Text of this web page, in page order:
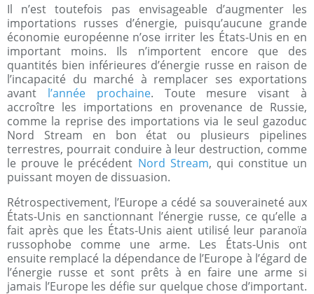
Il n’est toutefois pas envisageable d’augmenter les
importations russes d’énergie, puisqu’aucune grande
économie européenne n’ose irriter les États-Unis en en
important moins. Ils n’importent encore que des
quantités bien inférieures d’énergie russe en raison de
l’incapacité du marché à remplacer ses exportations
avant l’année prochaine. Toute mesure visant à
accroître les importations en provenance de Russie,
comme la reprise des importations via le seul gazoduc
Nord Stream en bon état ou plusieurs pipelines
terrestres, pourrait conduire à leur destruction, comme
le prouve le précédent Nord Stream, qui constitue un
puissant moyen de dissuasion.
Rétrospectivement, l’Europe a cédé sa souveraineté aux
États-Unis en sanctionnant l’énergie russe, ce qu’elle a
fait après que les États-Unis aient utilisé leur paranoïa
russophobe comme une arme. Les États-Unis ont
ensuite remplacé la dépendance de l’Europe à l’égard de
l’énergie russe et sont prêts à en faire une arme si
jamais l’Europe les défie sur quelque chose d’important.